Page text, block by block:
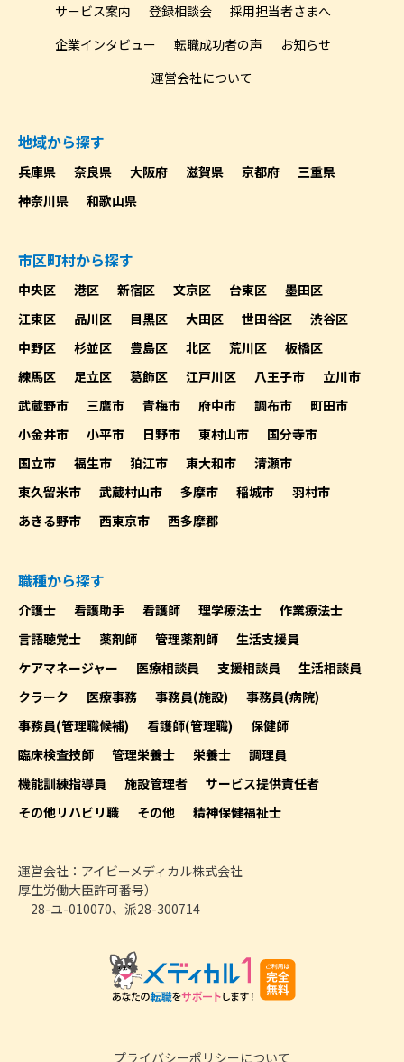
サービス案内 登録相談会
採用担当者さまへ
企業インタビュー
転職成功者の声
お知らせ
運営会社について
地域から探す
兵庫県 奈良県 大阪府 滋賀県 京都府
三重県
神奈川県
和歌山県
市区町村から探す
中央区 港区 新宿区 文京区 台東区
墨田区
江東区
品川区 目黒区 大田区 世田谷区
渋谷区
中野区
杉並区 豊島区 北区 荒川区
板橋区
練馬区
足立区 葛飾区 江戸川区 八王子市
立川市
武蔵野市
三鷹市 青梅市 府中市 調布市
町田市
小金井市
小平市 日野市 東村山市
国分寺市
国立市
福生市 狛江市 東大和市
清瀬市
東久留米市
武蔵村山市 多摩市 稲城市
羽村市
あきる野市
西東京市 西多摩郡
職種から探す
介護士 看護助手 看護師 理学療法士
作業療法士
言語聴覚士
薬剤師 管理薬剤師
生活支援員
ケアマネージャー
医療相談員 支援相談員
生活相談員
クラーク
医療事務 事務員(施設)
事務員(病院)
事務員(管理職候補)
看護師(管理職)
保健師
臨床検査技師
管理栄養士 栄養士
調理員
機能訓練指導員
施設管理者
サービス提供責任者
その他リハビリ職
その他 精神保健福祉士
運営会社：アイビーメディカル株式会社
厚生労働大臣許可番号）
28-ユ-010070、派28-300714
プライバシーポリシーについて